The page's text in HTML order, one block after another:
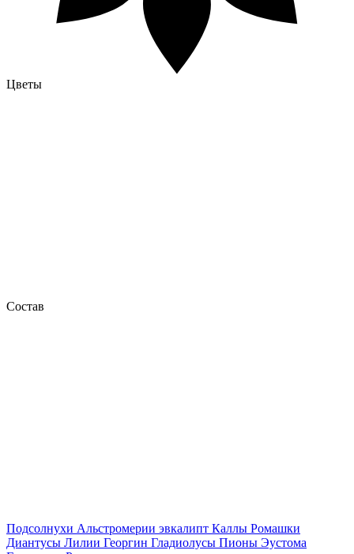
Цветы
Состав
Подсолнухи Альстромерии эвкалипт Каллы Ромашки
Диантусы Лилии Георгин Гладиолусы Пионы Эустома